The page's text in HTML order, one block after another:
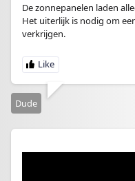
De zonnepanelen laden
Het uiterlijk is nodig om
verkrijgen.
Dude